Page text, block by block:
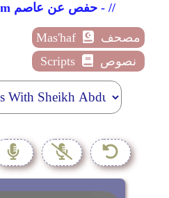
// - Hafs for Assem حفص عن عاصم - //
Mas'haf
مصحف
Scripts نصوص